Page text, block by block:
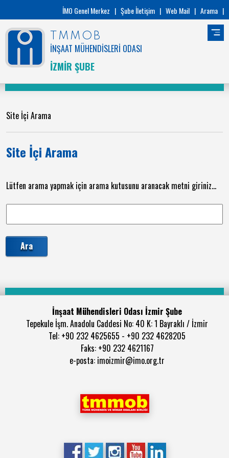
İMO Genel Merkez | Şube İletişim | Web Mail | Arama |
TMMOB
İNŞAAT MÜHENDİSLERİ ODASI
İZMİR ŞUBE
Site İçi Arama
Site İçi Arama
Lütfen arama yapmak için arama kutusunu aranacak metni giriniz...
İnşaat Mühendisleri Odası İzmir Şube
Tepekule İşm. Anadolu Caddesi No: 40 K: 1 Bayraklı / İzmir
Tel: +90 232 4625655 - +90 232 4628205
Faks: +90 232 4621167
e-posta: imoizmir@imo.org.tr